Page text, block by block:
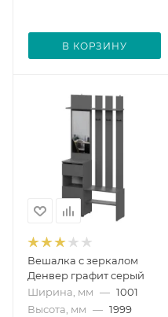
В КОРЗИНУ
Вешалка с зеркалом
Денвер графит серый
Ширина, мм — 1001
Высота, мм — 1999